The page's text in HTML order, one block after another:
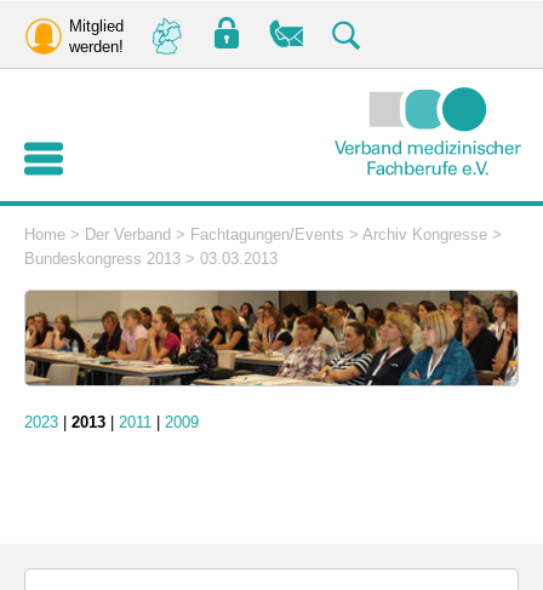
Mitglied
werden!
Home > Der Verband > Fachtagungen/Events > Archiv Kongresse >
Bundeskongress 2013 > 03.03.2013
2023 2013 2011 2009